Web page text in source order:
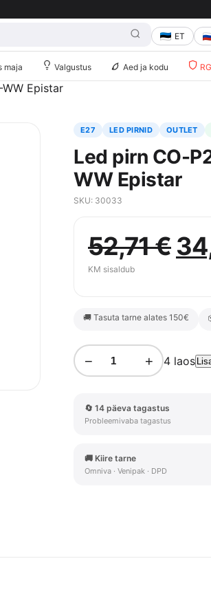
ET
maja Valgustus Aed ja kodu
Epistar
E27 LED PIRNID OUTLET
Led pirn CO-
WW Epistar
SKU: 30033
52,71€
oli:
KM sisaldub
🚚 Tasuta tarne alates 150€
− + 4 laos
🔄 14 päeva tagastus
Probleemivaba tagastus
🚚 Kiire tarne
Omniva · Venipak · DPD